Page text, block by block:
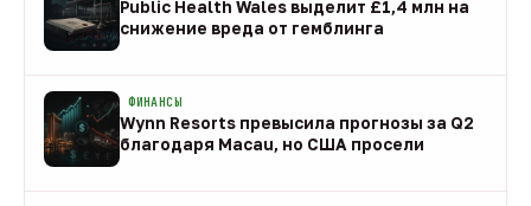
Public Health Wales выделит £1,4 млн на
снижение вреда от гемблинга
ФИНАНСЫ
Wynn Resorts превысила прогнозы за Q2
благодаря Macau, но США просели